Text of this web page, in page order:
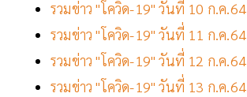
รวมข่าว "โควิด-19" วันที่ 10 ก.ค.64
รวมข่าว "โควิด-19" วันที่ 11 ก.ค.64
รวมข่าว "โควิด-19" วันที่ 12 ก.ค.64
รวมข่าว "โควิด-19" วันที่ 13 ก.ค.64